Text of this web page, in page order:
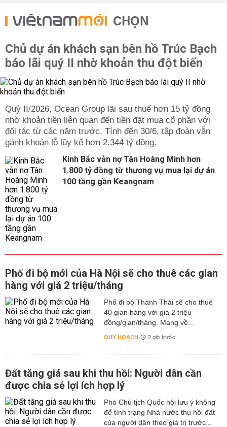
CHỌN
Chủ dự án khách sạn bên hồ Trúc Bạch
báo lãi quý II nhờ khoản thu đột biến
Quý II/2026, Ocean Group lãi sau thuế hơn 15 tỷ đồng
nhờ khoản tiền liên quan đến tiền đặt mua cổ phần với
đối tác từ các năm trước. Tính đến 30/6, tập đoàn vẫn
gánh khoản lỗ lũy kế hơn 2.344 tỷ đồng.
Kinh Bắc vẫn nợ Tân Hoàng Minh hơn
1.800 tỷ đồng từ thương vụ mua lại dự án
100 tầng gần Keangnam
Phố đi bộ mới của Hà Nội sẽ cho thuê các gian
hàng với giá 2 triệu/tháng
Phố đi bộ Thành Thái sẽ cho thuê
40 gian hàng với giá 2 triệu
đồng/gian/tháng. Mang về...
QUY HOẠCH 2 giờ trước
Đất tăng giá sau khi thu hồi: Người dân cần
được chia sẻ lợi ích hợp lý
Phó Chủ tịch Quốc hội lưu ý không
để tình trạng Nhà nước thu hồi đất
của người dân theo giá trị trước...